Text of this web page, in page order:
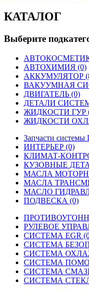
КАТАЛОГ
Выберите
АВТОХИМИЯ (0)
АККУМУЛЯТОР
ВАКУУМНАЯ
ДВИГАТЕЛЬ (0)
ДЕТАЛИ
ЖИДКОСТИ ГУР
ЖИДКОСТИ
Запчасти системы
ИНТЕРЬЕР (0)
КЛИМАТ-
КУЗОВНЫЕ
МАСЛА
МАСЛА
МАСЛО
ПОДВЕСКА (0)
РУЛЕВОЕ
СИСТЕМА EGR
СИСТЕМА
СИСТЕМА
СИСТЕМА
СИСТЕМА
СИСТЕМА